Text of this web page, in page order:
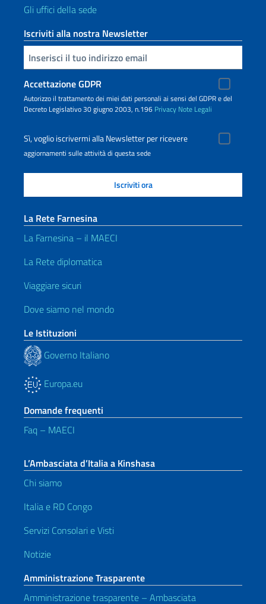
Gli uffici della sede
Iscriviti alla nostra Newsletter
Inserisci la tua email
Accettazione GDPR
Autorizzo il trattamento dei miei dati personali ai sensi del GDPR e del
Decreto Legislativo 30 giugno 2003, n.196 Privacy Note Legali
Sì, voglio iscrivermi alla Newsletter per ricevere
aggiornamenti sulle attività di questa sede
La Rete Farnesina
La Farnesina – il MAECI
La Rete diplomatica
Viaggiare sicuri
Dove siamo nel mondo
Le Istituzioni
Governo Italiano
Europa.eu
Domande frequenti
Faq – MAECI
L’Ambasciata d’Italia a Kinshasa
Chi siamo
Italia e RD Congo
Servizi Consolari e Visti
Notizie
Amministrazione Trasparente
Amministrazione trasparente – Ambasciata